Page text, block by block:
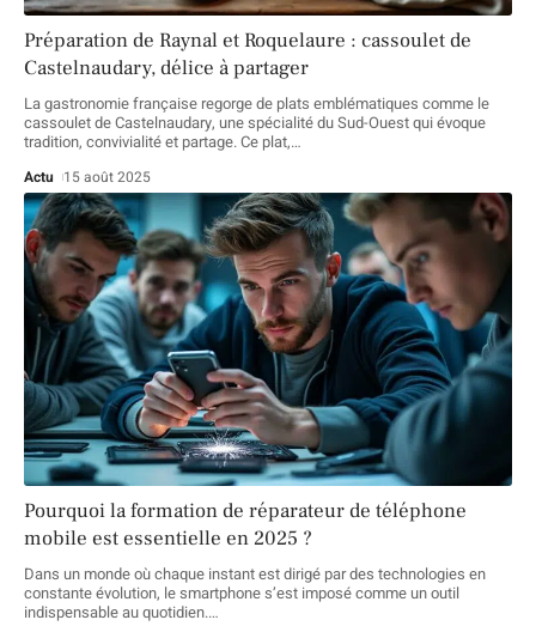
Préparation de Raynal et Roquelaure : cassoulet de
Castelnaudary, délice à partager
La gastronomie française regorge de plats emblématiques comme le
cassoulet de Castelnaudary, une spécialité du Sud-Ouest qui évoque
tradition, convivialité et partage. Ce plat,…
Actu 15 août 2025
Pourquoi la formation de réparateur de téléphone
mobile est essentielle en 2025 ?
Dans un monde où chaque instant est dirigé par des technologies en
constante évolution, le smartphone s’est imposé comme un outil
indispensable au quotidien.…